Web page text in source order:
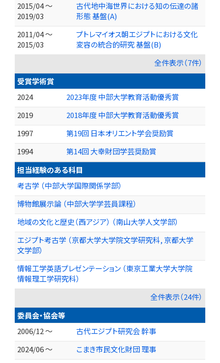
2015/04 ～
2019/03
古代地中海世界における知の伝達の諸
形態 基盤(A)
2011/04 ～
2015/03
プトレマイオス朝エジプトにおける文化
変容の統合的研究 基盤(B)
全件表示（7件）
受賞学術賞
2024
2023年度 中部大学教育活動優秀賞
2019
2018年度 中部大学教育活動優秀賞
1997
第19回 日本オリエント学会奨励賞
1994
第14回 大幸財団学芸奨励賞
担当経験のある科目
考古学 （中部大学国際関係学部）
博物館展示論 （中部大学学芸員課程）
地域の文化と歴史（西アジア） （南山大学人文学部）
エジプト考古学 （京都大学大学院文学研究科, 京都大学
文学部）
情報工学英語プレゼンテーション （東京工業大学大学院
情報理工学研究科）
全件表示（24件）
委員会・協会等
2006/12 ～
古代エジプト研究会 幹事
2024/06 ～
こまき市民文化財団 理事